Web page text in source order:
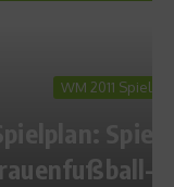
der
2011